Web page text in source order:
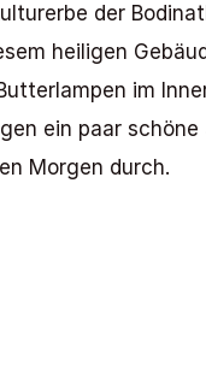
der
heiligen
im
ein paar
Morgen durch.